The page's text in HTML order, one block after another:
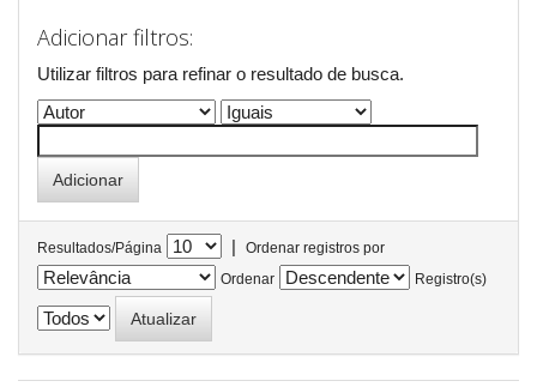
Adicionar filtros:
Utilizar filtros para refinar o resultado de busca.
Resultados/Página |
Ordenar registros por
Ordenar
Registro(s)